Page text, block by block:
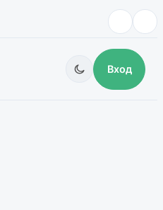
Вход